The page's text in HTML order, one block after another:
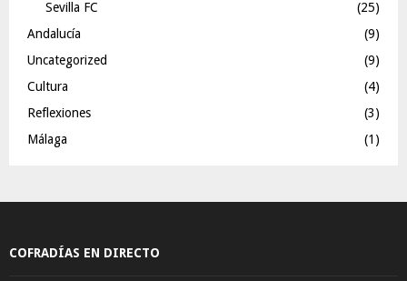
Sevilla FC
(25)
Andalucía
(9)
Uncategorized
(9)
Cultura
(4)
Reflexiones
(3)
Málaga
(1)
COFRADÍAS EN DIRECTO